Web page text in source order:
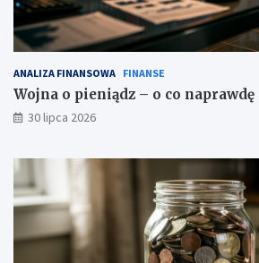
ANALIZA FINANSOWA FINANSE
Wojna o pieniądz – o co naprawdę
30 lipca 2026